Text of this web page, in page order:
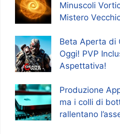
Minuscoli
Mistero
Beta Aperta di
Oggi! PVP
Aspettativa!
Produzione
ma i colli di
rallentano